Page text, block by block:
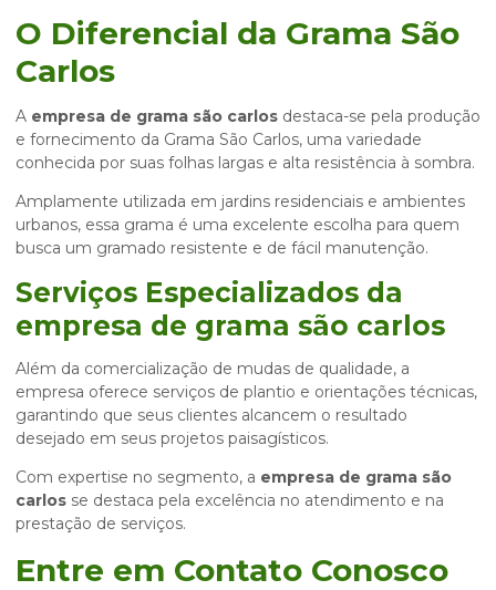
O Diferencial da Grama São
Carlos
A empresa de grama são carlos destaca-se pela produção
e fornecimento da Grama São Carlos, uma variedade
conhecida por suas folhas largas e alta resistência à sombra.
Amplamente utilizada em jardins residenciais e ambientes
urbanos, essa grama é uma excelente escolha para quem
busca um gramado resistente e de fácil manutenção.
Serviços Especializados da
empresa de grama são carlos
Além da comercialização de mudas de qualidade, a
empresa oferece serviços de plantio e orientações técnicas,
garantindo que seus clientes alcancem o resultado
desejado em seus projetos paisagísticos.
Com expertise no segmento, a empresa de grama são
carlos se destaca pela excelência no atendimento e na
prestação de serviços.
Entre em Contato Conosco